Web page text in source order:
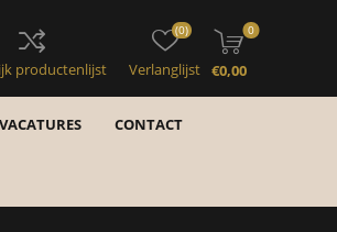
productenlijst Verlanglijst
(0) 0
€0,00
VACATURES CONTACT